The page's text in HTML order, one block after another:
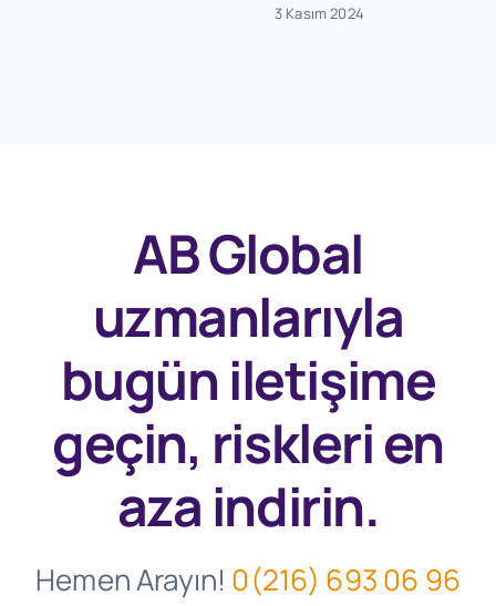
3 Kasım 2024
AB Global
uzmanlarıyla
bugüniletişime
geçin, riskleri en
aza indirin.
Hemen Arayın! 0(216) 693 06 96